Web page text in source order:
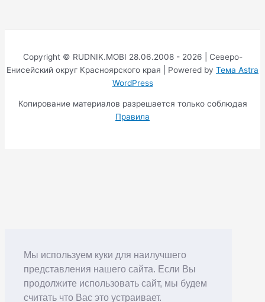
Мы используем куки для наилучшего
представления нашего сайта. Если Вы
продолжите использовать сайт, мы будем
считать что Вас это устраивает.
Copyright © RUDNIK.MOBI 28.06.2008 - 2026 | Северо-
Енисейский округ Красноярского края | Powered by Тема Astra
WordPress
Копирование материалов разрешается только соблюдая
Правила